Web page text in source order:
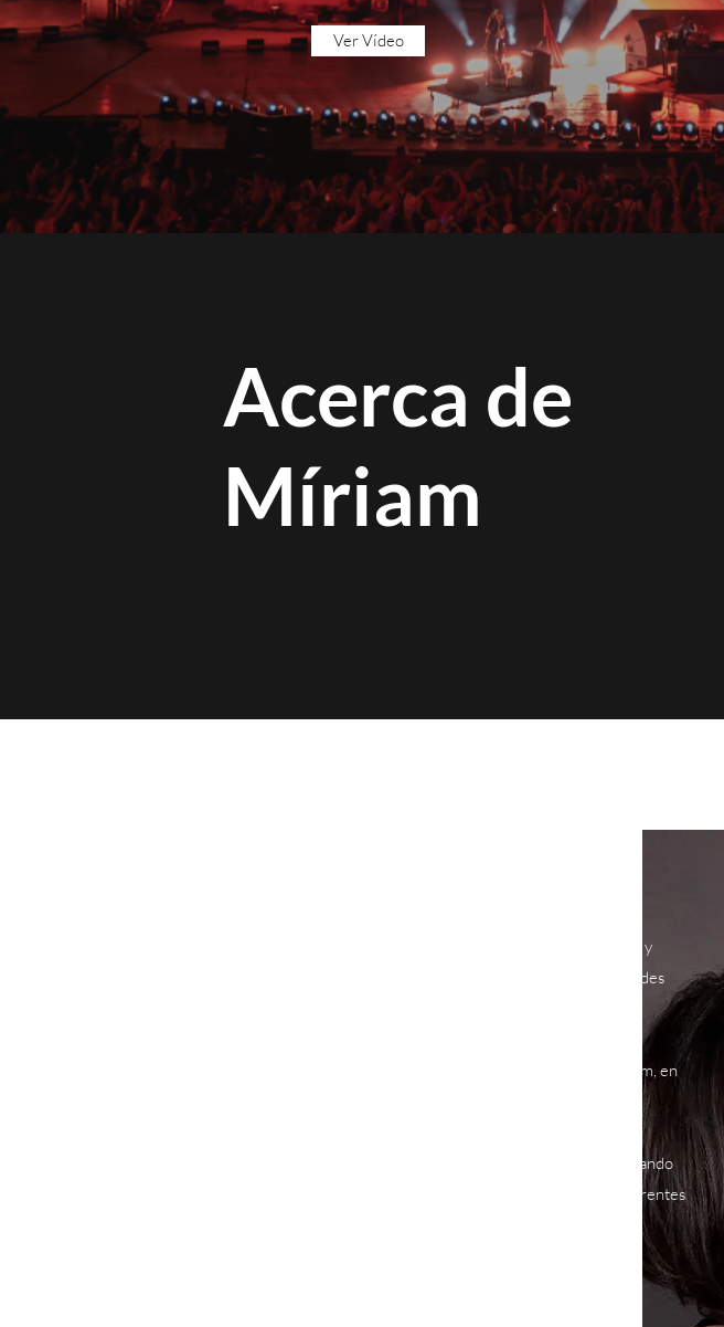
Ver Vídeo
Acerca de
Míriam
Nació en Menorca, una pequeña isla del Mediterráneo y
empezó a destacar desde muy pequeña por sus cualidades
orquestas, destacando la Escuela de Música de Chetham, en
Al mismo tiempo, experimentó con su instrumento tocando
diferentes estilos, componiendo y participando en diferentes